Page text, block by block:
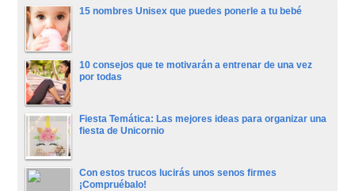
15 nombres Unisex que puedes ponerle a tu bebé
10 consejos que te motivarán a entrenar de una vez
por todas
Fiesta Temática: Las mejores ideas para organizar una
fiesta de Unicornio
Con estos trucos lucirás unos senos firmes
¡Compruébalo!